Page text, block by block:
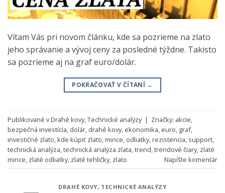
Vítam Vás pri novom článku, kde sa pozrieme na zlato
jeho správanie a vývoj ceny za posledné týždne. Takisto
sa pozrieme aj na graf euro/dolár.
POKRAČOVAŤ V ČÍTANÍ →
Publikované vDrahé kovy, Technické analýzy | Značky: akcie
bezpečná investícia dolár drahé kovy, ekonomika euro graf,
investičné zlato kde kúpiť zlato mince odliatky, rezistencia support
technická analýza technická analýza zlata trend trendové čiary, zlaté
mince zlaté odliatky, zlaté tehličky, zlato Napíšte komentár
DRAHÉ KOVY, TECHNICKÉ ANALÝZY